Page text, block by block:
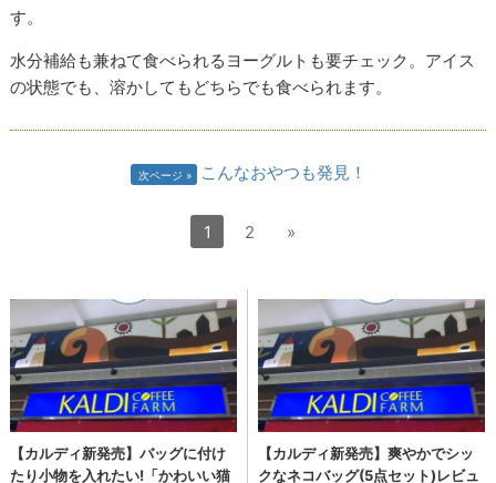
す。
水分補給も兼ねて食べられるヨーグルトも要チェック。アイス
の状態でも、溶かしてもどちらでも食べられます。
次ページ こんなおやつも発見！
1 2 »